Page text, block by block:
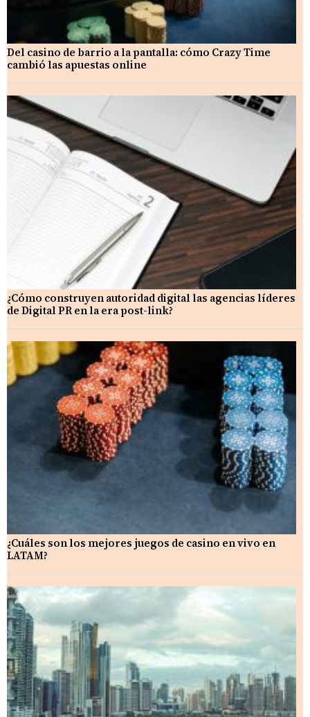
Del casino de barrio a la pantalla: cómo Crazy Time
cambió las apuestas online
¿Cómo construyen autoridad digital las agencias líderes
de Digital PR en la era post-link?
¿Cuáles son los mejores juegos de casino en vivo en
LATAM?